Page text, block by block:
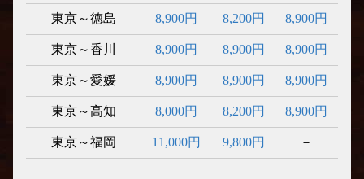
東京～徳島 8,900円 8,200円 8,900円
東京～香川 8,900円 8,900円 8,900円
東京～愛媛 8,900円 8,900円 8,900円
東京～高知 8,000円 8,200円 8,900円
東京～福岡 11,000円 9,800円 －